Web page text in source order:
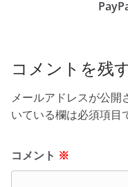
コメントを残
メールアドレスが公開
いている欄は必須項目
コメント ※